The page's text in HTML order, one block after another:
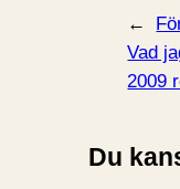
←
Vad
2009
Du